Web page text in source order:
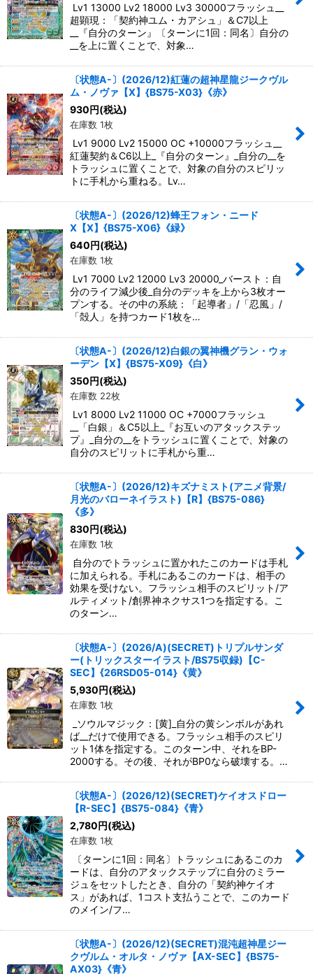
Lv1 13000 Lv2 18000 Lv3 30000フラッシュ__
超顕現：「契約神ユム・カアシュ」＆C7以上
__『自分のターン』〔ターンに1回：同名〕自分の
__を上に置くことで、対象…
〔状態A-〕(2026/12)紅蓮の超神星龍ジークヴル
ム・ノヴァ【X】{BS75-X03}《赤》
930 円(税込)
在庫数 1枚
Lv1 9000 Lv2 15000 OC +10000フラッシュ__
紅蓮契約＆C6以上_『自分のターン』_自分の__を
トラッシュに置くことで、対象の自分のスピリッ
トに手札から重ねる。Lv…
〔状態A-〕(2026/12)蜂王フォン・ニード
X【X】{BS75-X06}《緑》
640 円(税込)
在庫数 1枚
Lv1 7000 Lv2 12000 Lv3 20000_バースト：自
分のライフ減少後_自分のデッキを上から3枚オー
プンする。その中の系統：「起導者」/「忍風」/
「殻人」を持つカード1枚を…
〔状態A-〕(2026/12)白銀の翼神機グラン・ウォ
ーデン【X】{BS75-X09}《白》
350 円(税込)
在庫数 22枚
Lv1 8000 Lv2 11000 OC +7000フラッシュ
__「白銀」＆C5以上_『お互いのアタックステッ
プ』_自分の__をトラッシュに置くことで、対象の
自分のスピリットに手札から重…
〔状態A-〕(2026/12)キズナミスト(アニメ背景/
月光のバローネイラスト)【R】{BS75-086}
《多》
830 円(税込)
在庫数 1枚
自分のでトラッシュに置かれたこのカードは手札
に加えられる。手札にあるこのカードは、相手の
効果を受けない。フラッシュ相手のスピリット/ア
ルティメット/創界神ネクサス1つを指定する。こ
のターン…
〔状態A-〕(2026/A)(SECRET)トリプルサンダ
ー(トリックスターイラスト/BS75収録)【C-
SEC】{26RSD05-014}《黄》
5,930 円(税込)
在庫数 1枚
_ソウルマジック：[黄]_自分の黄シンボルがあれ
ば__だけで使用できる。フラッシュ相手のスピリ
ット1体を指定する。このターン中、それをBP-
2000する。その後、それがBP0なら破壊する。…
〔状態A-〕(2026/12)(SECRET)ケイオスドロー
【R-SEC】{BS75-084}《青》
2,780 円(税込)
在庫数 1枚
〔ターンに1回：同名〕トラッシュにあるこのカ
ードは、自分のアタックステップに自分のミラー
ジュをセットしたとき、自分の「契約神ケイオ
ス」があれば、1コスト支払うことで、このカード
のメイン/フ…
〔状態A-〕(2026/12)(SECRET)混沌超神星ジー
クヴルム・オルタ・ノヴァ【AX-SEC】{BS75-
AX03}《青》